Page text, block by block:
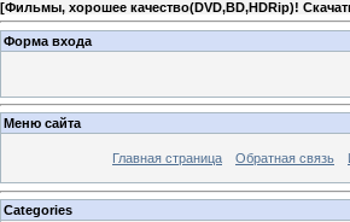
[Фильмы, хорошее качество(DVD,BD,HDRip)!
Форма входа
Меню сайта
Главная страница Обратная связь
Categories